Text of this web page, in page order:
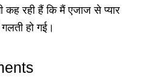
कह रही हैं कि मैं एजाज से प्यार
हो गई।